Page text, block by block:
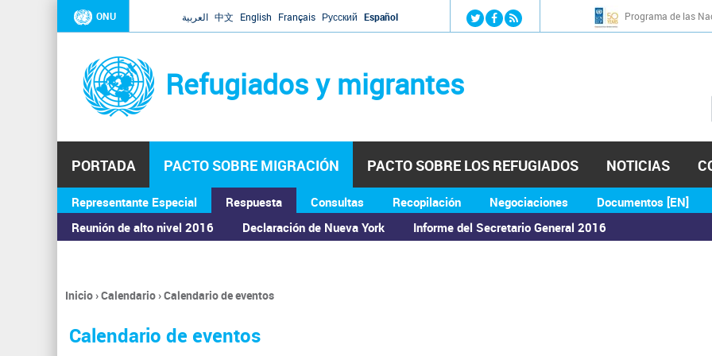
Jump to navigation
ONU العربية 中文 English Français Русский Español Programa de las
Refugiados y migrantes
PORTADA PACTO SOBRE MIGRACIÓN
Representante Especial
Respuesta
Reunión de alto nivel 2016
Declaración de Nueva York Informe del Secretario General 2016
Consultas Recopilación Negociaciones Documentos [EN]
PACTO SOBRE LOS REFUGIADOS NOTICIAS
ASAMBLEA GENERAL
Se
encuentra
usted
Inicio›Calendario›Calendario de eventos
Calendario de eventos